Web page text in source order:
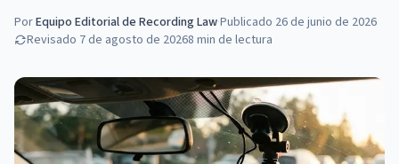
PorEquipo Editorial de Recording Law·Publicado 26 de junio de 2026
Revisado 7 de agosto de 20268 min de lectura